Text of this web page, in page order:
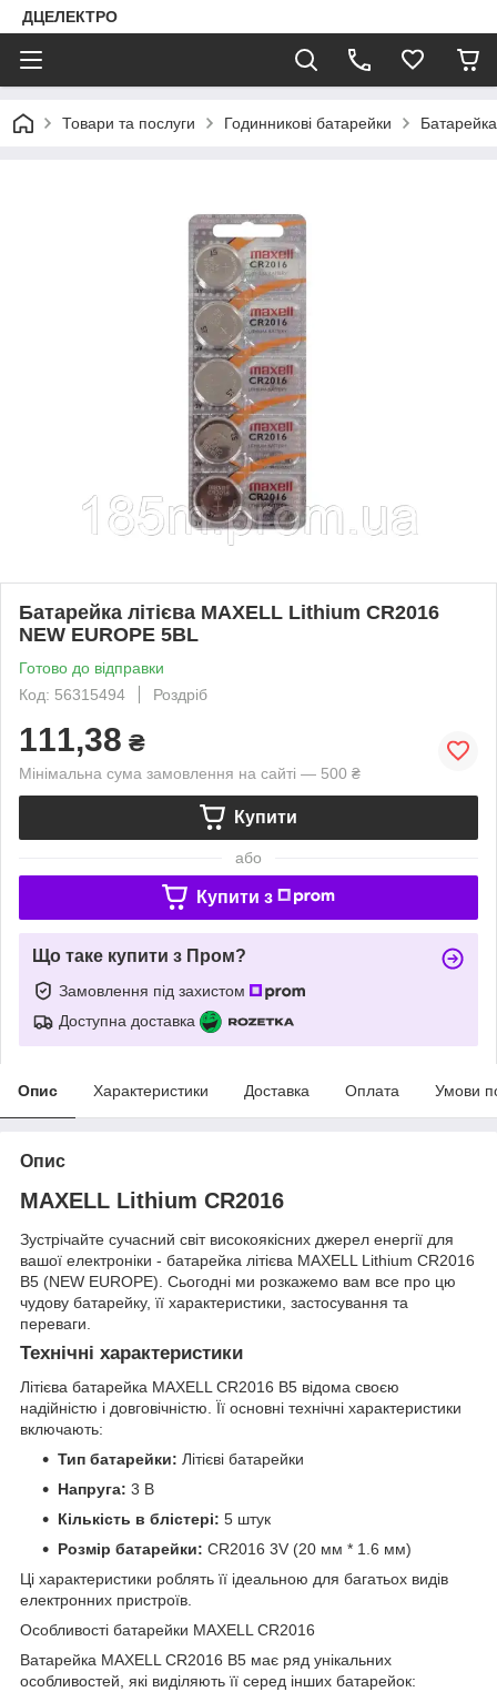
ДЦЕЛЕКТРО
Товари та послуги Годинникові батарейки
Батарейка літієва MAXELL Lithium CR2016
NEW EUROPE 5BL
Готово до відправки
Код: 56315494
Роздріб
111,38 ₴
Мінімальна сума замовлення на сайті — 500 ₴
Купити
або
Купити з
Що таке купити з Пром?
Замовлення під захистом
Доступна доставка
Опис Характеристики Доставка Оплата Умови
Опис
MAXELL Lithium CR2016
Зустрічайте сучасний світ високоякісних джерел енергії для
вашої електроніки - батарейка літієва MAXELL Lithium CR2016
B5 (NEW EUROPE). Сьогодні ми розкажемо вам все про цю
чудову батарейку, її характеристики, застосування та
переваги.
Технічні характеристики
Літієва батарейка MAXELL CR2016 B5 відома своєю
надійністю і довговічністю. Її основні технічні характеристики
включають:
Тип батарейки: Літієві батарейки
Напруга: 3 В
Кількість в блістері: 5 штук
Розмір батарейки: CR2016 3V (20 мм * 1.6 мм)
Ці характеристики роблять її ідеальною для багатьох видів
електронних пристроїв.
Особливості батарейки MAXELL CR2016
Bатарейка MAXELL CR2016 B5 має ряд унікальних
особливостей, які виділяють її серед інших батарейок: